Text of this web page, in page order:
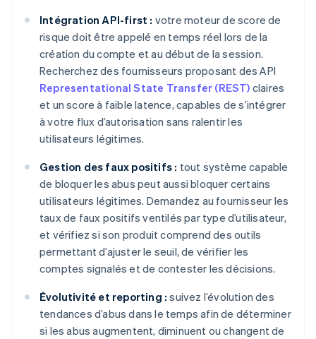
Intégration API-first : votre moteur de score de
risque doit être appelé en temps réel lors de la
création du compte et au début de la session.
Recherchez des fournisseurs proposant des API
Representational State Transfer (REST) claires
et un score à faible latence, capables de s’intégrer
à votre flux d’autorisation sans ralentir les
utilisateurs légitimes.
Gestion des faux positifs : tout système capable
de bloquer les abus peut aussi bloquer certains
utilisateurs légitimes. Demandez au fournisseur les
taux de faux positifs ventilés par type d’utilisateur,
et vérifiez si son produit comprend des outils
permettant d’ajuster le seuil, de vérifier les
comptes signalés et de contester les décisions.
Évolutivité et reporting : suivez l’évolution des
tendances d’abus dans le temps afin de déterminer
si les abus augmentent, diminuent ou changent de